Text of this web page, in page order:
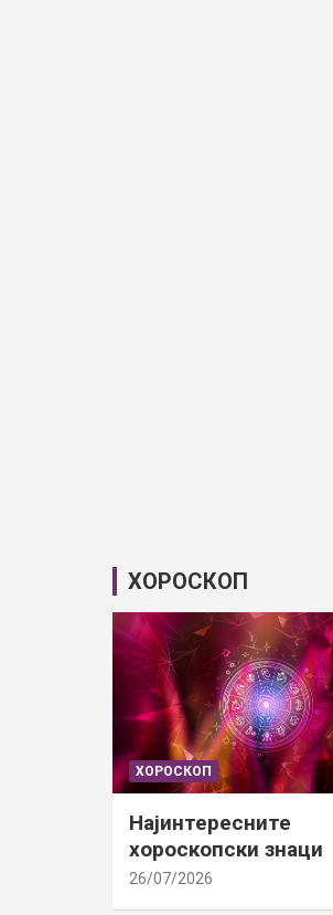
ХОРОСКОП
ХОРОСКОП
Најинтересните
хороскопски знаци
26/07/2026